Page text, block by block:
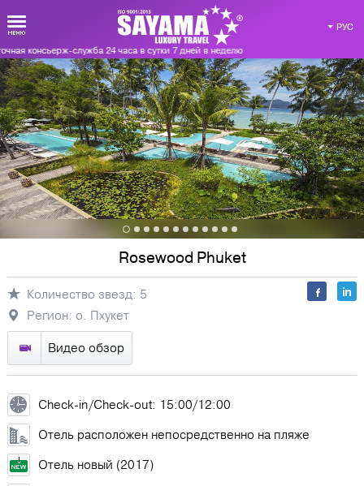
РУС
консьерж-служба 24 часа в сутки 7 дней в неделю
Виртуальная карта Таиланда
Регионы Отели Экскурсии
Авторские
Rosewood Phuket
Количество звезд: 5
Регион: о. Пхукет
Видео обзор
Check-in/Check-out: 15:00/12:00
Отель расположен непосредственно на пляже
Отель новый (2017)